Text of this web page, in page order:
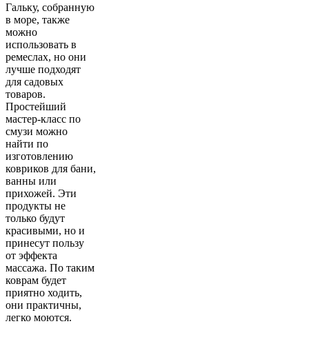
Гальку, собранную
в море, также
можно
использовать в
ремеслах, но они
лучше подходят
для садовых
товаров.
Простейший
мастер-класс по
смузи можно
найти по
изготовлению
ковриков для бани,
ванны или
прихожей. Эти
продукты не
только будут
красивыми, но и
принесут пользу
от эффекта
массажа. По таким
коврам будет
приятно ходить,
они практичны,
легко моются.